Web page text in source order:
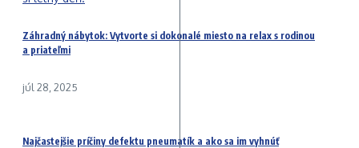
Záhradný nábytok: Vytvorte si dokonalé miesto na relax s rodinou
a priateľmi
júl 28, 2025
Najčastejšie príčiny defektu pneumatík a ako sa im vyhnúť